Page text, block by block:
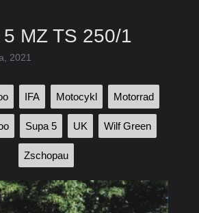
MZ TS 250/1
2021
IFA Motocykl Motorrad
Supa 5 UK Wilf Green
Zschopau